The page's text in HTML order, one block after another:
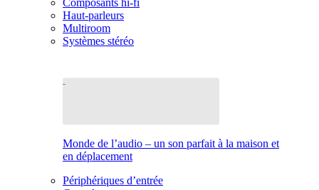
Composants hi-fi
Haut-parleurs
Multiroom
Systèmes stéréo
Monde de l’audio – un son parfait à la maison et
en déplacement
Périphériques d’entrée